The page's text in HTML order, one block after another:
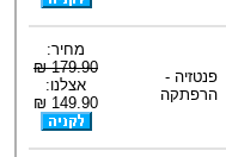
פנטזיה -
הרפתקה
מחיר:
179.90 ₪
אצלנו:
149.90 ₪